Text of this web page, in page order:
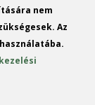
BAZMLnem
Az